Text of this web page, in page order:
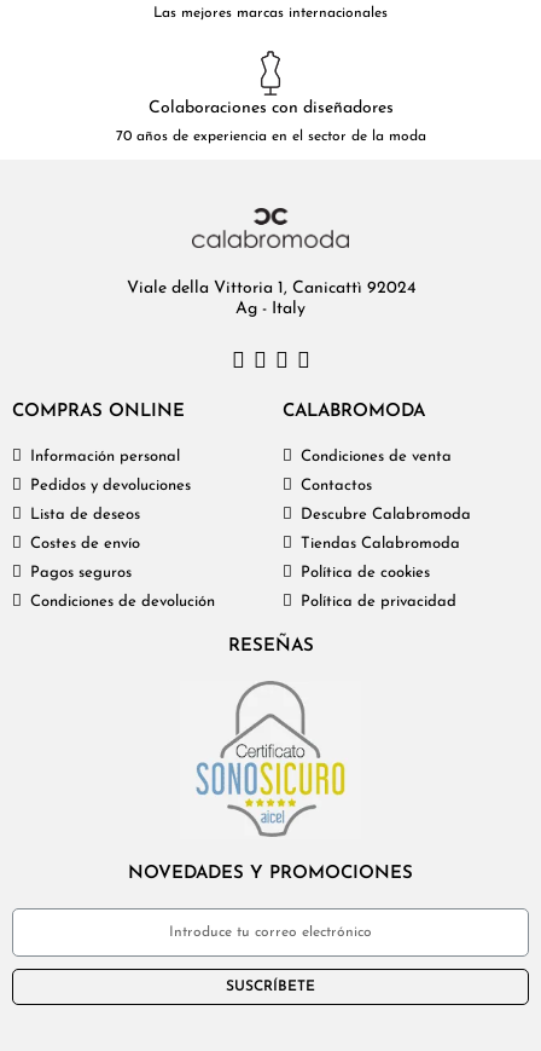
Las mejores marcas internacionales
Colaboraciones con diseñadores
70 años de experiencia en el sector de la moda
Viale della Vittoria 1, Canicattì 92024
Ag - Italy
COMPRAS ONLINE
Información personal
Pedidos y devoluciones
Lista de deseos
Costes de envío
Pagos seguros
Condiciones de devolución
CALABROMODA
Condiciones de venta
Contactos
Descubre Calabromoda
Tiendas Calabromoda
Política de cookies
Política de privacidad
RESEÑAS
NOVEDADES Y PROMOCIONES
SUSCRÍBETE